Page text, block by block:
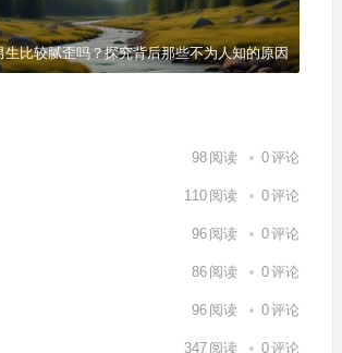
生比较腻歪吗？探究背后那些不为人知的原因
98 阅读 0评论
110 阅读 0评论
96 阅读 0评论
86 阅读 0评论
96 阅读 0评论
347 阅读 0评论